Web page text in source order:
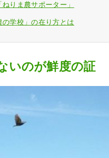
りま農サポーター」
学校」の在り方とは
いのが鮮度の証